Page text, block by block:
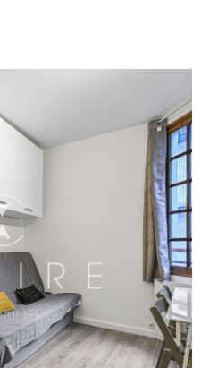
séparé, complètent ce niveau.
de service et par l’escalier
chambre de 8,5 m² Loi Carrez
ce bien, idéale en bureau,
espace indépendant.
BIEN